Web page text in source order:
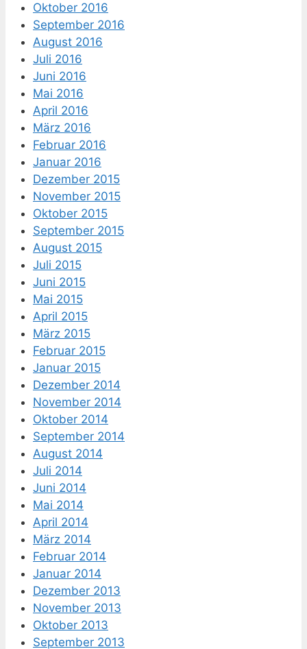
Oktober 2016
September 2016
August 2016
Juli 2016
Juni 2016
Mai 2016
April 2016
März 2016
Februar 2016
Januar 2016
Dezember 2015
November 2015
Oktober 2015
September 2015
August 2015
Juli 2015
Juni 2015
Mai 2015
April 2015
März 2015
Februar 2015
Januar 2015
Dezember 2014
November 2014
Oktober 2014
September 2014
August 2014
Juli 2014
Juni 2014
Mai 2014
April 2014
März 2014
Februar 2014
Januar 2014
Dezember 2013
November 2013
Oktober 2013
September 2013